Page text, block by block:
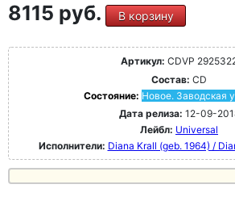
8115 руб. В корзину
Артикул: CDVP
Состав: CD
Состояние: Новое. Заводская
Дата релиза: 12-09-
Лейбл: Universal
Исполнители: Diana Krall (geb. 1964) /